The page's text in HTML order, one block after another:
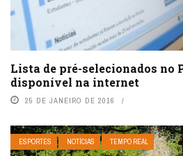
Lista de pré-selecionados no
disponível na internet
25 DE JANEIRO DE 2016
ESPORTES NOTÍCIAS TEMPO REAL